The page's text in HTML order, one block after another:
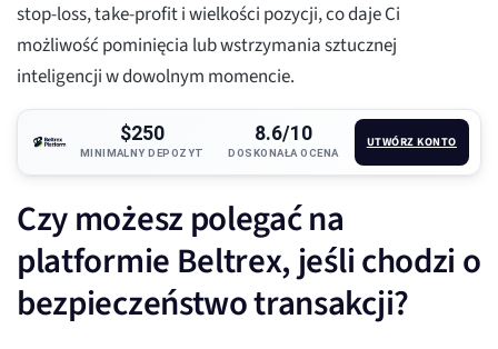
stop-loss, take-profit i wielkości pozycji, co daje Ci
możliwość pominięcia lub wstrzymania sztucznej
inteligencji w dowolnym momencie.
$250
MINIMALNY DEPOZYT
8.6/10
DOSKONAŁA OCENA
UTWÓRZ KONTO
Czy możesz polegać na
platformie Beltrex, jeśli chodzi o
bezpieczeństwo transakcji?